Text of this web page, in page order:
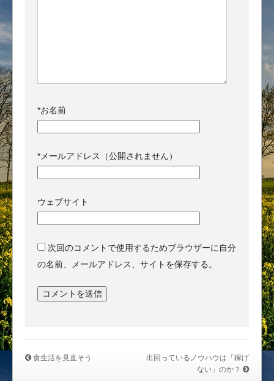
*お名前
* メールアドレス（公開されません）
ウェブサイト
次回のコメントで使用するためブラウザーに自分
の名前、メールアドレス、サイトを保存する。
食生活を見直そう
出回っているノウハウは「稼げ
ない」のか？